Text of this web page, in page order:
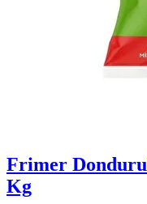
Frimer
Kg